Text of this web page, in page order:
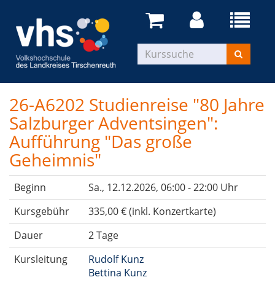
26-A6202 Studienreise "80 Jahre
Salzburger Adventsingen":
Aufführung "Das große
Geheimnis"
Beginn Sa., 12.12.2026, 06:00 - 22:00 Uhr
Kursgebühr
335,00 € (inkl. Konzertkarte)
Dauer
2 Tage
Kursleitung
Rudolf Kunz
Bettina Kunz